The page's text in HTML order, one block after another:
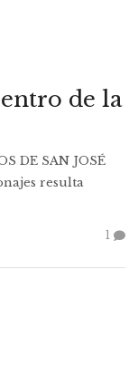
de la
DE SAN JOSÉ
resulta
1